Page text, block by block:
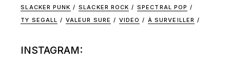
SLACKER PUNK
SLACKER ROCK
SPECTRAL POP
TY SEGALL
VALEUR SURE VIDEO À SURVEILLER
INSTAGRAM: